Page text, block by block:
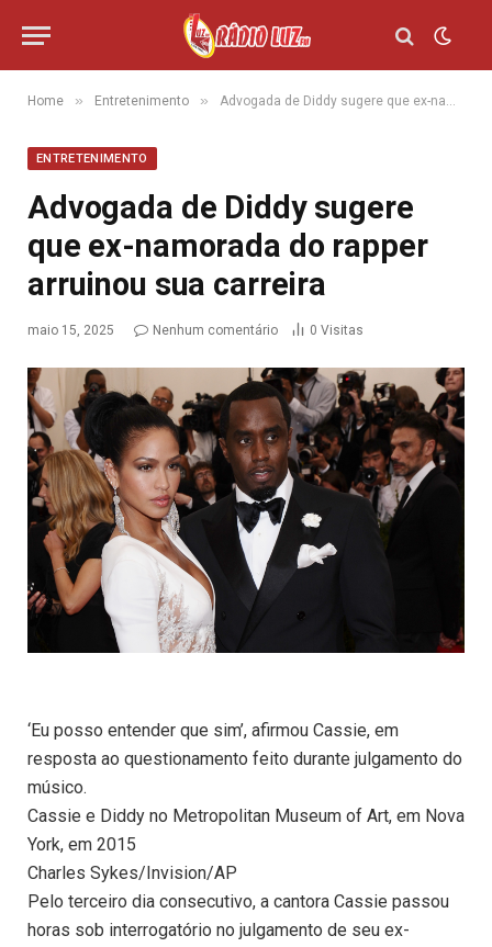
Home » Entretenimento » Advogada de Diddy sugere que ex-namorada do rapper arruinou sua carreira
ENTRETENIMENTO
Advogada de Diddy sugere
que ex-namorada do rapper
arruinou sua carreira
maio 15, 2025 Nenhum comentário 0 Visitas
‘Eu posso entender que sim’, afirmou Cassie, em
resposta ao questionamento feito durante julgamento do
músico.
Cassie e Diddy no Metropolitan Museum of Art, em Nova
York, em 2015
Charles Sykes/Invision/AP
Pelo terceiro dia consecutivo, a cantora Cassie passou
horas sob interrogatório no julgamento de seu ex-